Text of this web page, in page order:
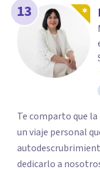
13
Te comparto que la
un viaje personal
dedicarlo a